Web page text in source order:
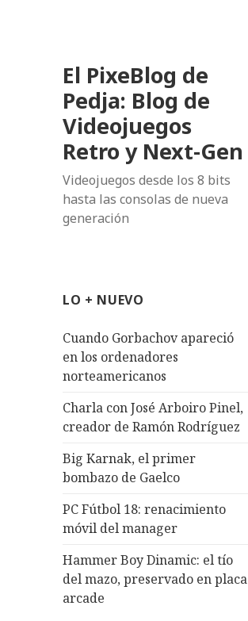
El PixeBlog de
Pedja: Blog de
Videojuegos
Retro y Next-Gen
Videojuegos desde los 8 bits
hasta las consolas de nueva
generación
LO + NUEVO
Cuando Gorbachov apareció
en los ordenadores
norteamericanos
Charla con José Arboiro Pinel,
creador de Ramón Rodríguez
Big Karnak, el primer
bombazo de Gaelco
PC Fútbol 18: renacimiento
móvil del manager
Hammer Boy Dinamic: el tío
del mazo, preservado en placa
arcade